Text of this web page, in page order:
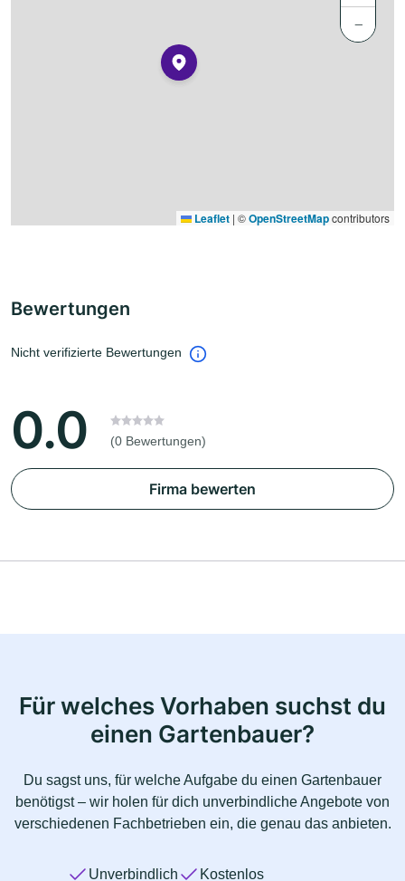
−
Leaflet | ©OpenStreetMapcontributors
Bewertungen
Nicht verifizierte Bewertungen
0.0 (0 Bewertungen)
Firma bewerten
Für welches Vorhaben suchst du
einen Gartenbauer?
Du sagst uns, für welche Aufgabe du einen Gartenbauer
benötigst – wir holen für dich unverbindliche Angebote von
verschiedenen Fachbetrieben ein, die genau das anbieten.
Unverbindlich Kostenlos